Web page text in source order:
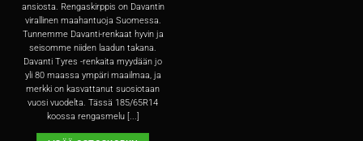
ansiosta. Rengaskirppis on Davantin
virallinen maahantuoja Suomessa.
Tunnemme Davanti-renkaat hyvin ja
seisomme niiden laadun takana.
Davanti Tyres -renkaita myydään jo
yli 80 maassa ympäri maailmaa, ja
merkki on kasvattanut suosiotaan
vuosi vuodelta. Tässä 185/65R14
koossa rengasmelu [...]